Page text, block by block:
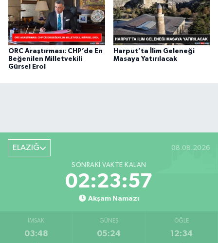
ORC Araştırması: CHP’de En
Beğenilen Milletvekili
Gürsel Erol
Harput’ta İlim Geleneği
Masaya Yatırılacak
ELAZIĞ 08.08.2026
SONRAKI VAKTE KALAN
02:23:56
Akşam Namazı
İMSAK
03:48
GÜNEŞ
05:24
ÖĞLE
12:34